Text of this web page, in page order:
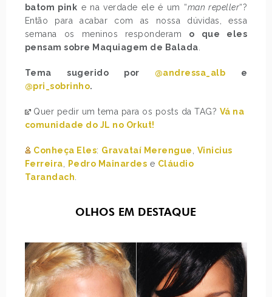
batom pink e na verdade ele é um “man repeller“?
Então para acabar com as nossa dúvidas, essa
semana os meninos responderam o que eles
pensam sobre Maquiagem de Balada
Tema sugerido por @andressa_alb e
@pri_sobrinho.
Quer pedir um tema para os posts da TAG? Vá na
comunidade do JL no Orkut!
Conheça Eles: Gravataí Merengue
Vinicius
Ferreira
Pedro Mainardes e Cláudio
Tarandach
OLHOS EM DESTAQUE